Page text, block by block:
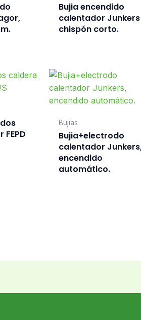
Bujia encendido
calentador Junkers
chispón corto.
Bujias
Bujia+electrodo
calentador
encendido
automático.